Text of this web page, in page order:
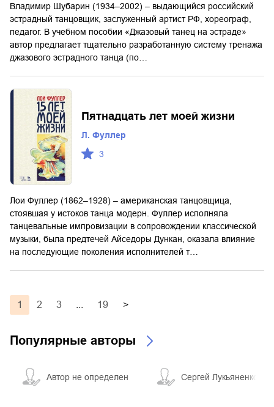
Владимир Шубарин (1934–2002) – выдающийся российский
эстрадный танцовщик, заслуженный артист РФ, хореограф,
педагог. В учебном пособии «Джазовый танец на эстраде»
автор предлагает тщательно разработанную систему тренажа
джазового эстрадного танца (по…
Пятнадцать лет моей жизни
Л. Фуллер
3
Лои Фуллер (1862–1928) – американская танцовщица,
стоявшая у истоков танца модерн. Фуллер исполняла
танцевальные импровизации в сопровождении классической
музыки, была предтечей Айседоры Дункан, оказала влияние
на последующие поколения исполнителей т…
1 2 3 19 >
Популярные авторы
Автор не определен Сергей Лукьяненко